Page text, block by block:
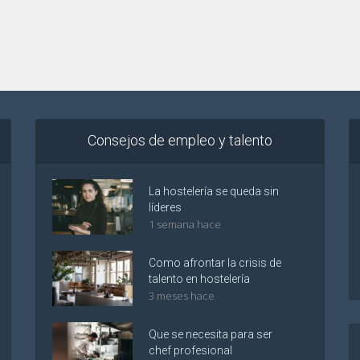
Consejos de empleo y talento
La hostelería se queda sin
líderes
1 semana hace
Como afrontar la crisis de
talento en hostelería
3 meses hace
Que se necesita para ser
chef profesional